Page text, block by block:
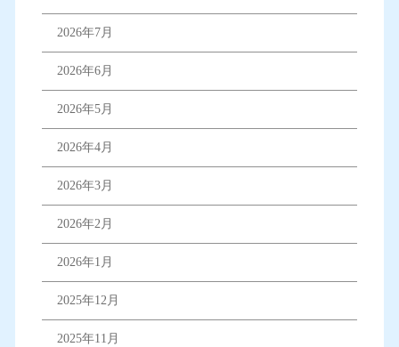
2026年7月
2026年6月
2026年5月
2026年4月
2026年3月
2026年2月
2026年1月
2025年12月
2025年11月